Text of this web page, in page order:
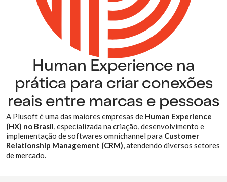
Human Experience na
prática para criar conexões
reais entre marcas e pessoas
A Plusoft é uma das maiores empresas de Human Experience
(HX) no Brasil, especializada na criação, desenvolvimento e
implementação de softwares omnichannel para Customer
Relationship Management (CRM), atendendo diversos setores
de mercado.